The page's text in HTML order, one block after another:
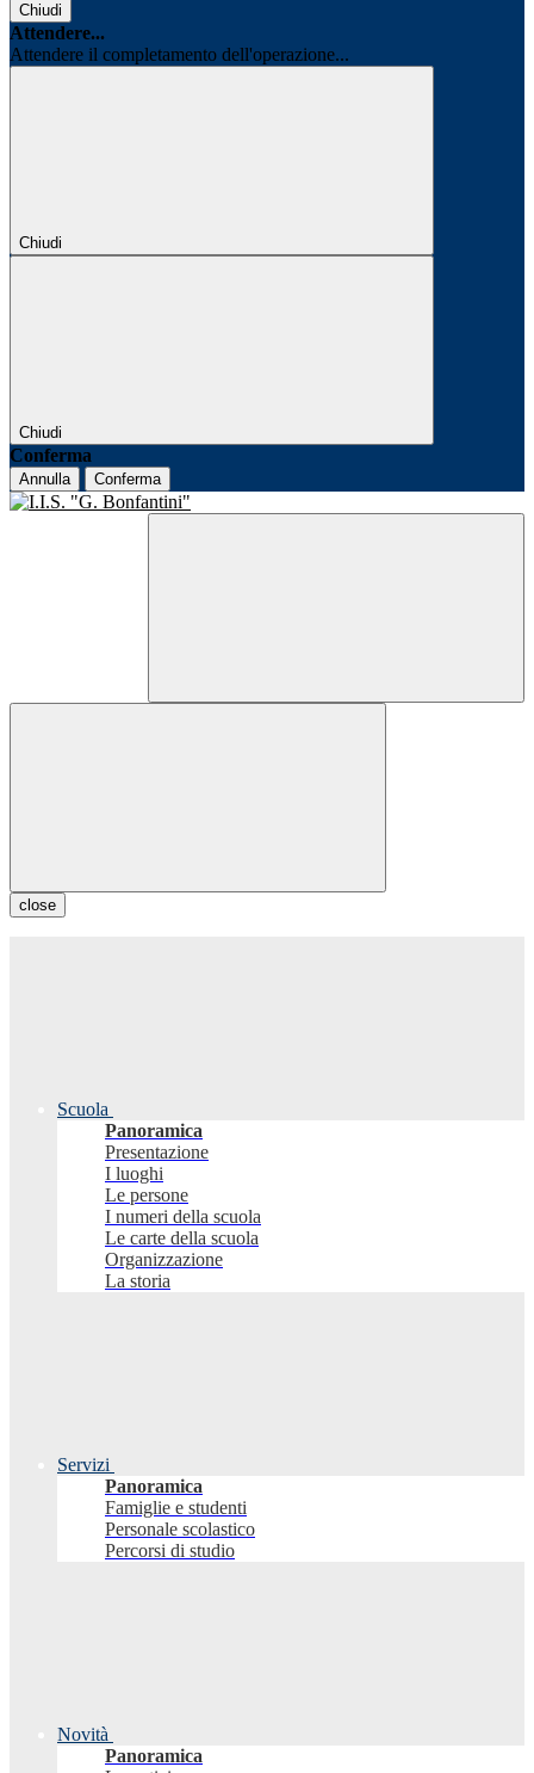
Chiudi
Attendere...
Attendere il completamento dell'operazione...
Chiudi
Chiudi
Conferma
Annulla Conferma
close
Scuola
Panoramica
Presentazione
I luoghi
Le persone
I numeri della scuola
Le carte della scuola
Organizzazione
La storia
Servizi
Panoramica
Famiglie e studenti
Personale scolastico
Percorsi di studio
Novità
Panoramica